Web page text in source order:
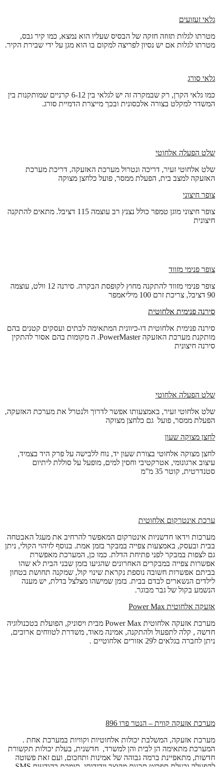
גלאי זעזועים
מטרתו לגלות תזוזה חזקה של הבסיס שעליו הוא נמצא, כמו קיר גבס,
מטרתו לגלות אם יש נסיון לפריצה למקום בו הוא מגן על ידי שבירת הקיר.
גלאי סורג
כמו גלאי הקרן, רק שבמקרה זה יש לגלאי בין 6-12 קרניים שמותקנות בין
המשדר למקלט בצורה אלכסונית ובכך מייצרת הדמיית סורג.
שלט הפעלה אלחוטי
שלט אלחוטי זעיר, דריכה ונטרול מערכת האזעקה, דריכת מערכת
האזעקה למצב בית, הפעלת ממסר, פועל כלחצן מצוקה
צופר חיצוני
צופר חיצוני מוגן טמפר כולל נצנץ רב עוצמה 115 דציבל. מתאים להתקנה
חיצונית
צופר פנימי מזווד
צופר פנימי מזווד להתקנה מחוץ לקופסת הבקרה. סירנה 12 וולט, עוצמה
90 דציבל, צריכת זרם 100 מיליאמפר
סירנה פנימית אלחוטית
סירנה פנימית אלחוטית דו-כיוונית המתאימה לבתים ועסקים קטנים בהם
מותקנת מערכת האזעקה PowerMaster. ה מקומות בהם אסור להתקין
סירנה חיצונית
שלט הפעלה אלחוטי
שלט אלחוטי זעיר, באמצעותו אפשר לדרוך ולנטרל את מערכת האזעקה,
הפעלת ממסר, פועל גם כלחצן מצוקה
לחצן מצוקה שעון
לחצן מצוקה אלחוטי בצורת שעון יד, נוח ללבישה על פרק היד בצמיד,
עיצוב ארגונומי, אטרקטיבי וחסין למים, מופעל על סוללת ליתיום
סטנדרטית, קוטר 35 מ”מ
ערכת אינטרקום אלחוטית
מערכות וידאו חדשניות אינטרקום המאפשר להרחיב את מעגל האבטחה
בבית ובעסק, באמצעות צפייה במבקר בזמן אמת. בנוסף לזיהוי הקולי, ניתן
גם לצפות במבקר לפני פתיחת הדלת. כמו כן, המערכת מאפשרת
אפשרות צפייה במבקרים האחרונים שהגיעו בזמן שבני הבית לא שהו
בביתם אפשרות חשובה נוספת נקראת שינוי קול, שמקנה תחושת בטחון
לילדים הנשארים לבדם בבית. בזמן שמישהו מצלצל בדלת, יש מענה
הנשמע בקול של גבר מבוגר.
אזעקה אלחוטית Power Max
מערכת אזעקה אלחוטית Power Max מבית ויסוניק, הפועלת בטכנולוגיה
חדשה , קלה לתפעול ולהתקנה, אמינה מאוד, משדרת לטווחים ארוכים,
ניתן לחברה בגלאים ל29 אזורים אלחוטיים .
מערכת אזעקה קווית – הנטר פרו 896
מערכת אזעקה, המשלבת יכולות אלחוטיות וקוויות במערכת אחת .
המערכת מתאימה הן לבית והן למשרד, חדשנית, בעלת יכולות תקשורת
חדשות, מתאפיינת ברמה גבוהה של אמינות ותחכום, ועם זאת פשוטה